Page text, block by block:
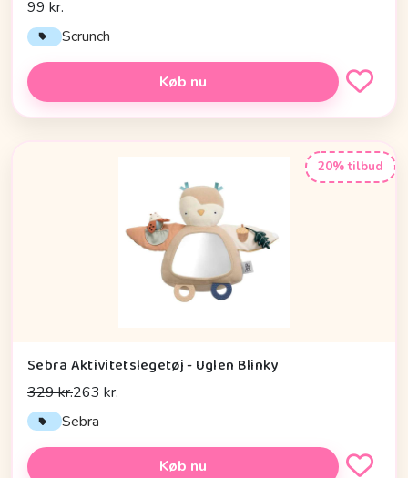
99 kr.
Scrunch
Køb nu
20% tilbud
Sebra Aktivitetslegetøj - Uglen Blinky
329 kr.263 kr.
Sebra
Køb nu